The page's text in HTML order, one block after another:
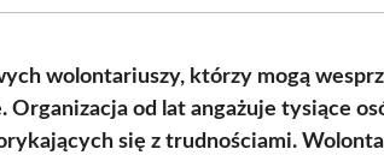
(Twitter)
wolontariuszy, którzy mogą
od lat angażuje tysiące
się z trudnościami.